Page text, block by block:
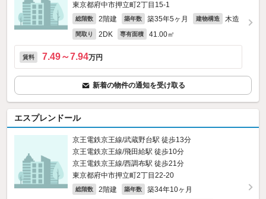
東京都府中市押立町2丁目15-1
総階数 2階建 築年数 築35年5ヶ月 建物構造 木造
間取り 2DK 専有面積 41.00㎡
賃料 7.49～7.94万円
新着の物件の通知を受け取る
エスプレンドール
京王電鉄京王線/武蔵野台駅 徒歩13分
京王電鉄京王線/飛田給駅 徒歩10分
京王電鉄京王線/西調布駅 徒歩21分
東京都府中市押立町2丁目22-20
総階数 2階建 築年数 築34年10ヶ月